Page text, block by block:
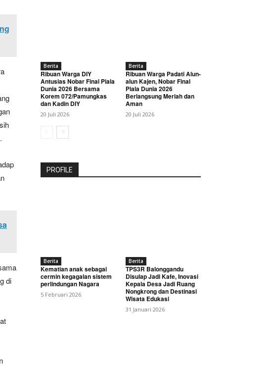
di
Berita
Ribuan Warga DIY
Antusias Nobar Final Piala
Dunia 2026 Bersama
Korem 072/Pamungkas
dan Kadin DIY
20 Juli 2026
Berita
Ribuan Warga Padati Alun-
alun Kajen, Nobar Final
Piala Dunia 2026
Berlangsung Meriah dan
Aman
20 Juli 2026
PROFILE
Berita
Kematian anak sebagai
cermin kegagalan sistem
perlindungan Nagara
5 Februari 2026
Berita
TPS3R Balonggandu
Disulap Jadi Kafe, Inovasi
Kepala Desa Jadi Ruang
Nongkrong dan Destinasi
Wisata Edukasi
31 Januari 2026